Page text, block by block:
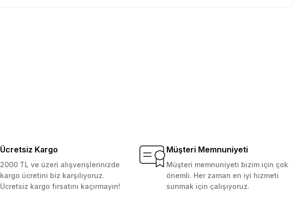
Ücretsiz Kargo
2000 TL ve üzeri alışverişlerinizde
kargo ücretini biz karşılıyoruz.
Ücretsiz kargo fırsatını kaçırmayın!
Müşteri Memnuniyeti
Müşteri memnuniyeti bizim için çok
önemli. Her zaman en iyi hizmeti
sunmak için çalışıyoruz.